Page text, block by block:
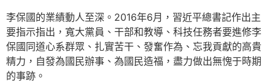
李保國的業績動人至深。2016年6月，習近平總書記作出主
要指示指出，寬大黨員、干部和教導、科技任務者要進修李
保國同道心系群眾、扎實苦干、發奮作為、忘我貢獻的高貴
精力，自發為國民辦事、為國民造福，盡力做出無愧于時期
的事跡。